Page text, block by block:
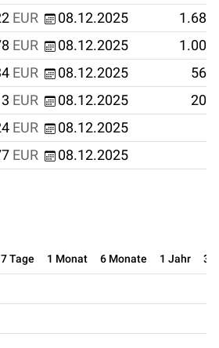
EUR 08.12.2025
1.689
EUR 08.12.2025
1.000
EUR 08.12.2025
564
EUR 08.12.2025
200
EUR
08.12.2025
EUR 08.12.2025
7 Tage 1 Monat 6 Monate 1 Jahr 3